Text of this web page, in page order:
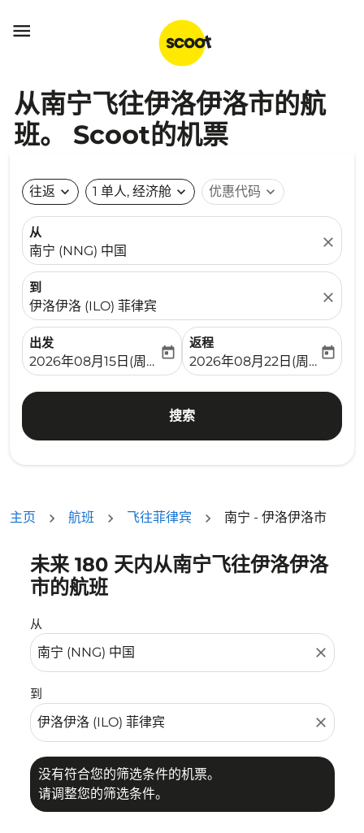

从南宁飞往伊洛伊洛市的航
班。 Scoot的机票
往返 expand_more 1 单人, 经济舱 expand_more 优惠代码 expand_more
从
南宁 (NNG) 中国
close
到
伊洛伊洛 (ILO) 菲律宾
close
出发
fc-booking-departure-date-aria-label
2026年08月15日(周六)
today
返程
fc-booking-return-date-
2026年08月22日(周六)
today
搜索
主页 航班 飞往菲律宾 南宁 - 伊洛伊洛市
未来 180 天内从南宁飞往伊洛伊洛
市的航班
从
close
到
close
没有符合您的筛选条件的机票。
请调整您的筛选条件。
没有符合您的筛选条件的机票。请调整您的筛选条件。